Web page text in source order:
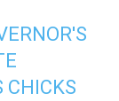
CHICKS